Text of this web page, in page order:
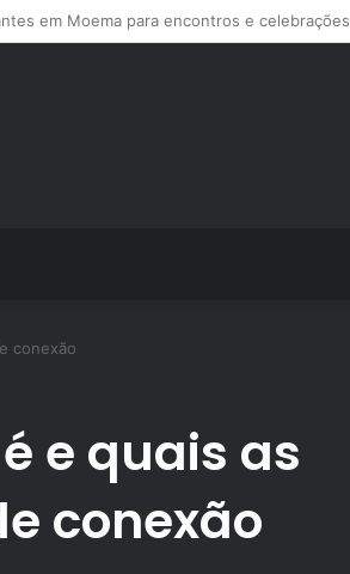
crescem no Brasil e impulsionam
conexão
e quais as
conexão